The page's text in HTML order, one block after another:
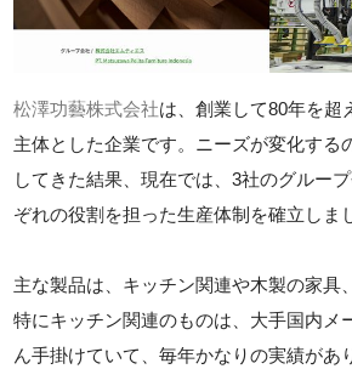
松澤功藝株式会社は、創業して80年を超
主体とした企業です。ニーズが変化する
してきた結果、現在では、3社のグルー
ぞれの役割を担った生産体制を確立しま
主な製品は、キッチン関連や木製の家具
特にキッチン関連のものは、大手国内メ
ん手掛けていて、毎年かなりの実績があ